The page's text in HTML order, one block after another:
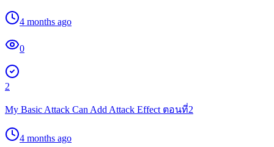
4 months ago
0
2
My Basic Attack Can Add Attack Effect ตอนที่2
4 months ago